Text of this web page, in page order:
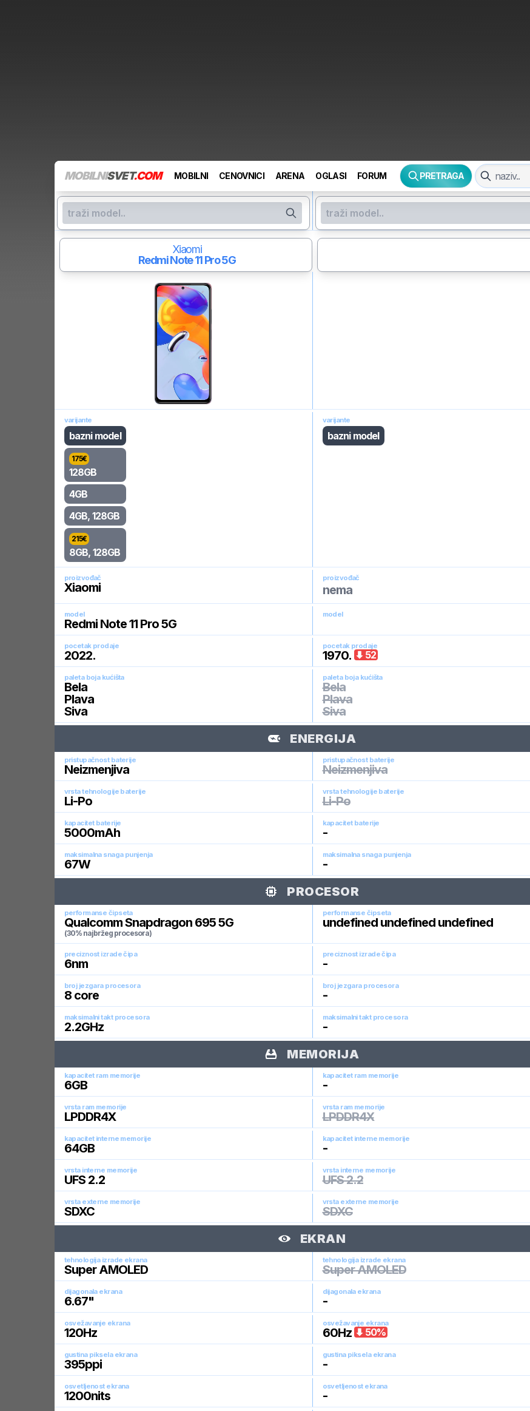
MOBILNISVET.COM MOBILNI CENOVNICI ARENA OGLASI FORUM PRETRAGA
Xiaomi
Redmi Note 11 Pro 5G
varijante
bazni model
175€
128GB
4GB
4GB, 128GB
215€
8GB, 128GB
varijante
bazni model
proizvođač
Xiaomi
proizvođač
nema
model
Redmi Note 11 Pro 5G
model
pocetak prodaje
2022.
pocetak prodaje
1970. 52
paleta boja kućišta
Bela
Plava
Siva
paleta boja kućišta
Bela
Plava
Siva
ENERGIJA
pristupačnost baterije
Neizmenjiva
pristupačnost baterije
Neizmenjiva
vrsta tehnologije baterije
Li-Po
vrsta tehnologije baterije
Li-Po
kapacitet baterije
5000mAh
kapacitet baterije
-
maksimalna snaga punjenja
67W
maksimalna snaga punjenja
-
PROCESOR
performanse čipseta
Qualcomm Snapdragon 695 5G
(30% najbržeg procesora)
performanse čipseta
undefined undefined undefined
preciznost izrade čipa
6nm
preciznost izrade čipa
-
broj jezgara procesora
8core
broj jezgara procesora
-
maksimalni takt procesora
2.2GHz
maksimalni takt procesora
-
MEMORIJA
kapacitet ram memorije
6GB
kapacitet ram memorije
-
vrsta ram memorije
LPDDR4X
vrsta ram memorije
LPDDR4X
kapacitet interne memorije
64GB
kapacitet interne memorije
-
vrsta interne memorije
UFS 2.2
vrsta interne memorije
UFS 2.2
vrsta externe memorije
SDXC
vrsta externe memorije
SDXC
EKRAN
tehnologija izrade ekrana
Super AMOLED
tehnologija izrade ekrana
Super AMOLED
dijagonala ekrana
6.67"
dijagonala ekrana
-
osvežavanje ekrana
120Hz
osvežavanje ekrana
60Hz 50%
gustina piksela ekrana
395ppi
gustina piksela ekrana
-
osvetljenost ekrana
1200nits
osvetljenost ekrana
-